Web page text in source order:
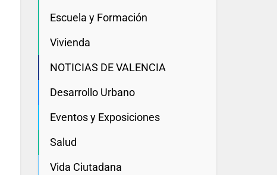
Escuela y Formación
Vivienda
NOTICIAS DE VALENCIA
Desarrollo Urbano
Eventos y Exposiciones
Salud
Vida Ciutadana